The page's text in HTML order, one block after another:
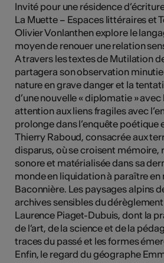
Invité pour une résidence
La Muette – Espaces littéraires et
Olivier Vonlanthen explore le
moyen de renouer une relation
A travers les textes de Mutilation
partagera son observation
nature en grave danger et la
d’une nouvelle « diplomatie »
attention aux liens fragiles avec
prolonge dans l’enquête
Thierry Raboud, consacrée aux
disparus, où se croisent mémoire,
sonore et matérialisée dans sa
monde en liquidation à paraître en
Baconnière. Les paysages alpins
archives sensibles du
Laurence Piaget-Dubuis, dont la
de l’art, de la science et de la
traces du passé et les formes
Enfin, le regard du géographe